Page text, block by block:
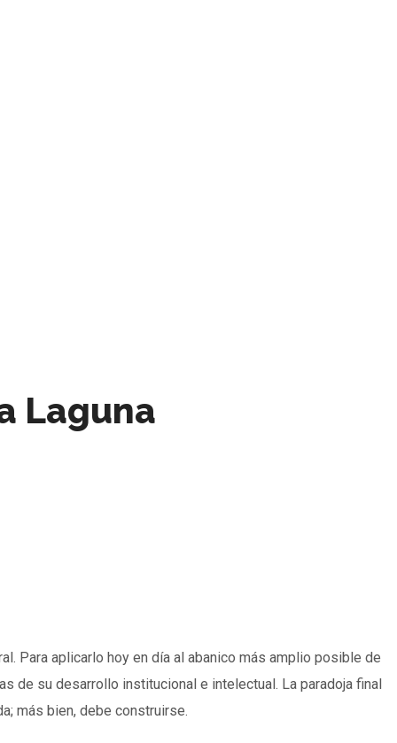
Laguna
Para aplicarlo hoy en día al abanico más amplio posible de
de su desarrollo institucional e intelectual. La paradoja final
más bien, debe construirse.